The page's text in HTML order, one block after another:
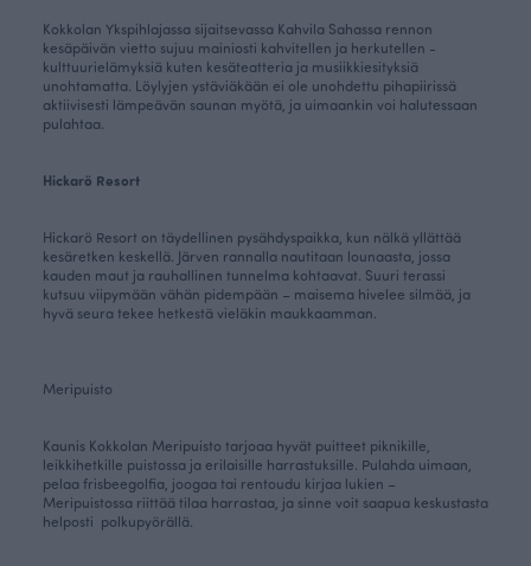
Kokkolan Ykspihlajassa sijaitsevassa Kahvila Sahassa rennon
kesäpäivän vietto sujuu mainiosti kahvitellen ja herkutellen -
kulttuurielämyksiä kuten kesäteatteria ja musiikkiesityksiä
unohtamatta. Löylyjen ystäviäkään ei ole unohdettu pihapiirissä
aktiivisesti lämpeävän saunan myötä, ja uimaankin voi halutessaan
pulahtaa.
Hickarö Resort
Hickarö Resort on täydellinen pysähdyspaikka, kun nälkä yllättää
kesäretken keskellä. Järven rannalla nautitaan lounaasta, jossa
kauden maut ja rauhallinen tunnelma kohtaavat. Suuri terassi
kutsuu viipymään vähän pidempään – maisema hivelee silmää, ja
hyvä seura tekee hetkestä vieläkin maukkaamman.
Meripuisto
Kaunis Kokkolan Meripuisto tarjoaa hyvät puitteet piknikille,
leikkihetkille puistossa ja erilaisille harrastuksille. Pulahda uimaan,
pelaa frisbeegolfia, joogaa tai rentoudu kirjaa lukien –
Meripuistossa riittää tilaa harrastaa, ja sinne voit saapua keskustasta
helposti polkupyörällä.